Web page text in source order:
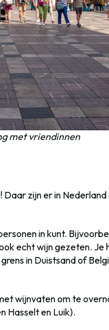
met vriendinnen
Daar zijn er in
in kunt.
echt wijn gezeten. Je
in Duistsand of
wijnvaten om te
Hasselt en Luik).